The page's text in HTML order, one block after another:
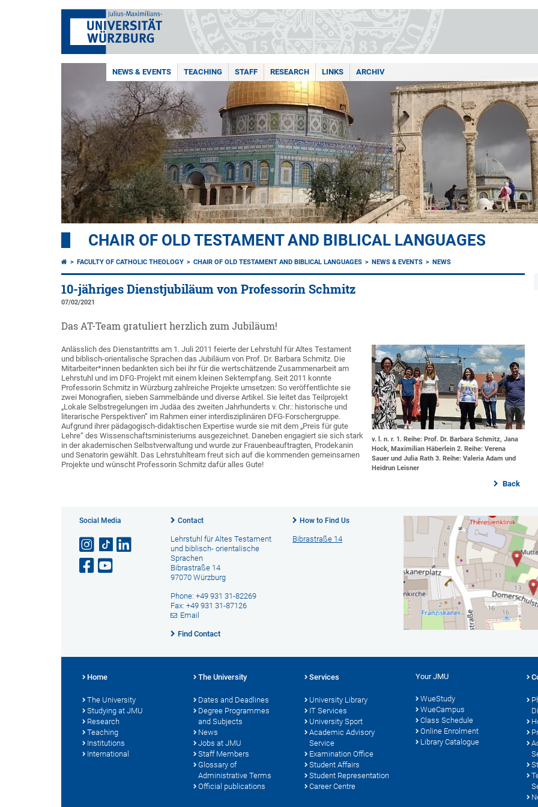
NEWS & EVENTS TEACHING STAFF RESEARCH LINKS ARCHIV
CHAIR OF OLD TESTAMENT AND BIBLICAL LANGUAGES
FACULTY OF CATHOLIC THEOLOGY CHAIR OF OLD TESTAMENT AND BIBLICAL LANGUAGES NEWS & EVENTS NEWS
10-jähriges Dienstjubiläum von Professorin Schmitz
07/02/2021
Das AT-Team gratuliert herzlich zum Jubiläum!
v. l. n. r. 1. Reihe: Prof. Dr. Barbara Schmitz, Jana
Hock, Maximilian Häberlein 2. Reihe: Verena
Sauer und Julia Rath 3. Reihe: Valeria Adam und
Heidrun Leisner
Anlässlich des Dienstantritts am 1. Juli 2011 feierte der Lehrstuhl für Altes Testament
und biblisch-orientalische Sprachen das Jubiläum von Prof. Dr. Barbara Schmitz. Die
Mitarbeiter*innen bedankten sich bei ihr für die wertschätzende Zusammenarbeit am
Lehrstuhl und im DFG-Projekt mit einem kleinen Sektempfang. Seit 2011 konnte
Professorin Schmitz in Würzburg zahlreiche Projekte umsetzen: So veröffentlichte sie
zwei Monografien, sieben Sammelbände und diverse Artikel. Sie leitet das Teilprojekt
„Lokale Selbstregelungen im Judäa des zweiten Jahrhunderts v. Chr.: historische und
literarische Perspektiven“ im Rahmen einer interdisziplinären DFG-Forschergruppe.
Aufgrund ihrer pädagogisch-didaktischen Expertise wurde sie mit dem „Preis für gute
Lehre“ des Wissenschaftsministeriums ausgezeichnet. Daneben engagiert sie sich stark
in der akademischen Selbstverwaltung und wurde zur Frauenbeauftragten, Prodekanin
und Senatorin gewählt. Das Lehrstuhlteam freut sich auf die kommenden gemeinsamen
Projekte und wünscht Professorin Schmitz dafür alles Gute!
Back
Social Media Contact
Lehrstuhl für Altes Testament
und biblisch- orientalische
Sprachen
Bibrastraße 14
97070 Würzburg
Phone: +49 931 31-82269
Fax: +49 931 31-87126
Email
Find Contact
How to Find Us
Bibrastraße 14
Home
The University
Studying at JMU
Research
Teaching
Institutions
International
The University
Dates and Deadlines
Degree Programmes
and Subjects
News
Jobs at JMU
Staff Members
Glossary of
Administrative Terms
Official publications
Services
University Library
IT Services
University Sport
Academic Advisory
Service
Examination Office
Student Affairs
Student Representation
Career Centre
Your JMU
WueStudy
WueCampus
Class Schedule
Online Enrolment
Library Catalogue